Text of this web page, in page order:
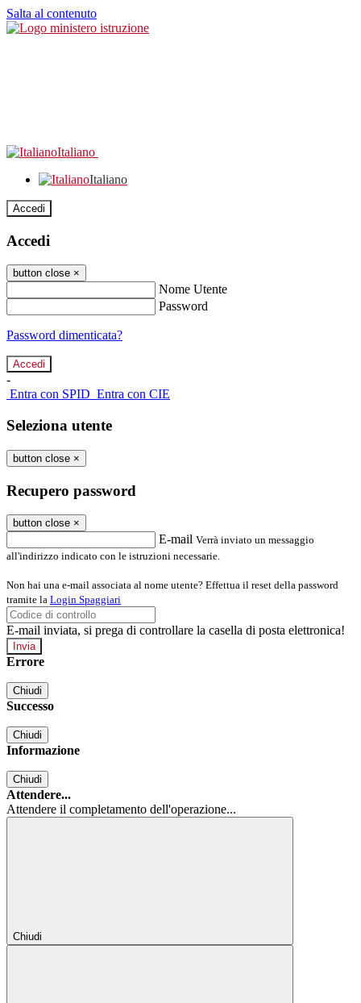
Salta al contenuto
Italiano
Italiano
Accedi
Accedi
button close ×
Nome Utente
Password
Password dimenticata?
-
Entra con SPID Entra con CIE
Seleziona utente
button close ×
Recupero password
button close ×
E-mail Verrà inviato un messaggio
all'indirizzo indicato con le istruzioni necessarie.
Non hai una e-mail associata al nome utente? Effettua il reset della password
tramite la Login Spaggiari
E-mail inviata, si prega di controllare la casella di posta elettronica!
Errore
Chiudi
Successo
Chiudi
Informazione
Chiudi
Attendere...
Attendere il completamento dell'operazione...
Chiudi